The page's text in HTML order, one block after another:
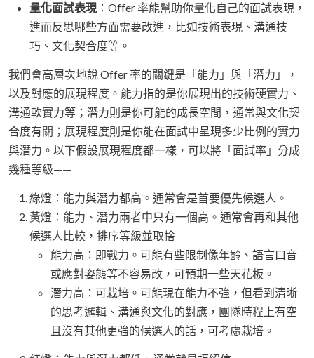
量化面試表現 ：Offer 率能幫助你量化自己的面試表現，
進而反思哪些方面需要改進，比如技術表現、溝通技
巧、文化契合度等。
我們會高層次地說 Offer 率的關鍵是「能力」與「潛力」，
以及對應的展現程度。能力指的是你展現出的技術硬實力、
溝通軟實力等；潛力則是你可能的成長空間，通常與文化契
合度有關；展現程度則是你能在面試中呈現多少比例的實力
與潛力。以下假設展現程度都一樣，可以將「面試率」分成
幾種等級——
綠燈：能力與潛力都高。通常會是首要優先候選人。
黃燈：能力、潛力兩者中只有一個高。通常會再和其他
候選人比較，排序等級並取捨
能力高：即戰力。可能有些限制像年齡、語言口音
或應對姿態等不容易改，可預期一些天花板。
潛力高：可栽培。可能現在能力不強，但看到清晰
的思考邏輯、溝通與文化的對應，團隊時程上有空
且沒有其他更強的候選人的話，可考慮栽培。